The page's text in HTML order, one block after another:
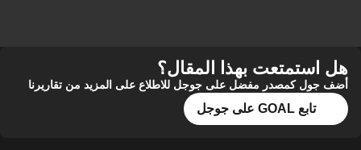
هل استمتعت بهذا المقال؟
أضف جول كمصدر مفضل على جوجل للاطلاع على المزيد من تقاريرنا
تابع GOAL على جوجل